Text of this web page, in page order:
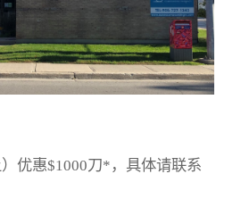
优惠$1000刀*，具体请联系